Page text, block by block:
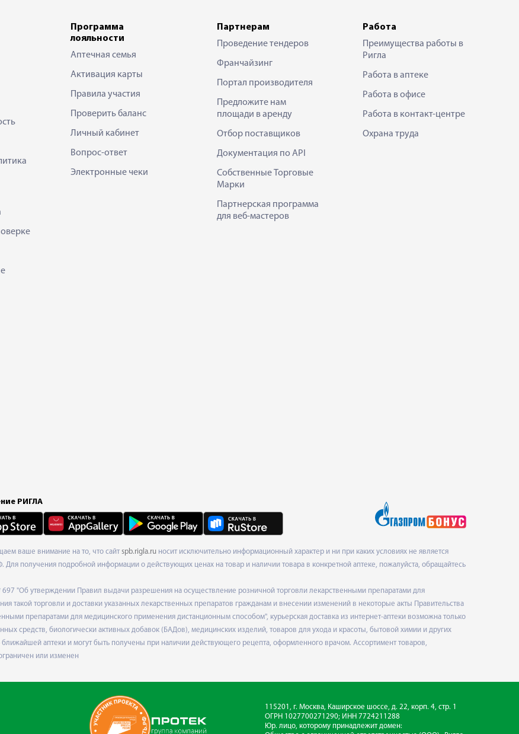
Программа
лояльности
Аптечная семья
Активация карты
Правила участия
Проверить баланс
Личный кабинет
Вопрос-ответ
Электронные чеки
Партнерам
Проведение тендеров
Франчайзинг
Портал производителя
Предложите нам
площади в аренду
Отбор поставщиков
Документация по API
Собственные Торговые
Марки
Партнерская программа
для веб-мастеров
Работа
Преимущества работы в
Ригла
Работа в аптеке
Работа в офисе
Работа в контакт-центре
Охрана труда
РИГЛА
ваше внимание на то, что сайт spb.rigla.ru носит исключительно информационный характер и ни при каких условиях не является
получения подробной информации о действующих ценах на товар и наличии товара в конкретной аптеке, пожалуйста, обращайтесь
"Об утверждении Правил выдачи разрешения на осуществление розничной торговли лекарственными препаратами для
такой торговли и доставки указанных лекарственных препаратов гражданам и внесении изменений в некоторые акты Правительства
препаратами для медицинского применения дистанционным способом", курьерская доставка из интернет-аптеки возможна только
средств, биологически активных добавок (БАДов), медицинских изделий, товаров для ухода и красоты, бытовой химии и других
аптеки и могут быть получены при наличии действующего рецепта, оформленного врачом. Ассортимент товаров,
или изменен
115201, г. Москва, Каширское шоссе, д. 22, корп. 4, стр. 1
ОГРН 1027700271290; ИНН 7724211288
Юр. лицо, которому принадлежит домен: